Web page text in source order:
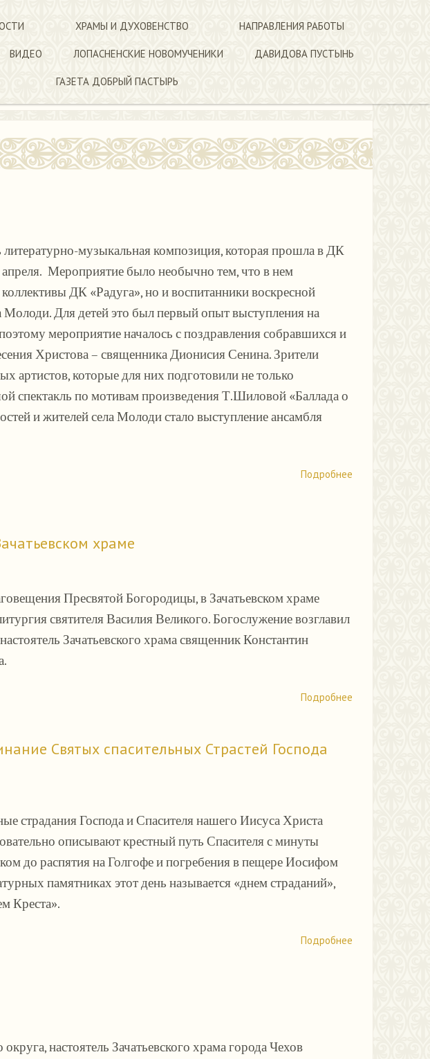
ХРАМЫ И ДУХОВЕНСТВО НАПРАВЛЕНИЯ РАБОТЫ
ВИДЕО ЛОПАСНЕНСКИЕ НОВОМУЧЕНИКИ ДАВИДОВА ПУСТЫНЬ
ГАЗЕТА ДОБРЫЙ ПАСТЫРЬ
литературно-музыкальная композиция, которая прошла в ДК
Мероприятие было необычно тем, что в нем
ДК «Радуга», но и воспитанники воскресной
Для детей это был первый опыт выступления на
мероприятие началось с поздравления собравшихся и
Христова – священника Дионисия Сенина. Зрители
артистов, которые для них подготовили не только
спектакль по мотивам произведения Т.Шиловой «Баллада о
и жителей села Молоди стало выступление ансамбля
Подробнее
храме
Пресвятой Богородицы, в Зачатьевском храме
святителя Василия Великого. Богослужение возглавил
Зачатьевского храма священник Константин
Подробнее
Святых спасительных Страстей Господа
страдания Господа и Спасителя нашего Иисуса Христа
описывают крестный путь Спасителя с минуты
до распятия на Голгофе и погребения в пещере Иосифом
памятниках этот день называется «днем страданий»,
Креста».
Подробнее
настоятель Зачатьевского храма города Чехов